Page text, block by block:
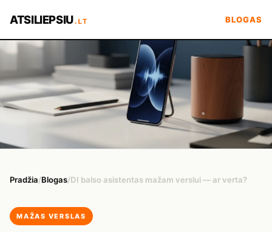
ATSILIEPSIU.LT BLOGAS
Pradžia/Blogas/DI balso asistentas mažam verslui — ar verta?
MAŽAS VERSLAS